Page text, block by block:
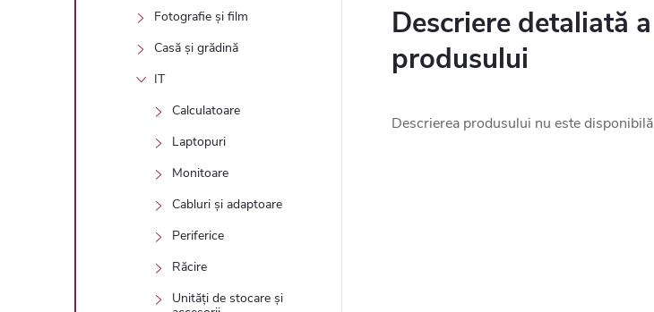
Fotografie și film
Casă și grădină
IT
Calculatoare
Laptopuri
Monitoare
Cabluri și adaptoare
Periferice
Răcire
Unități de stocare și
Descriere detaliată a
produsului
Descrierea produsului nu este disponibilă